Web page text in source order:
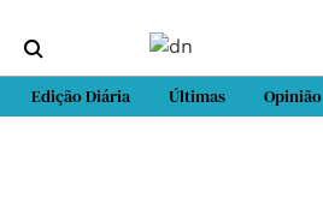
Edição Diária Últimas Opinião